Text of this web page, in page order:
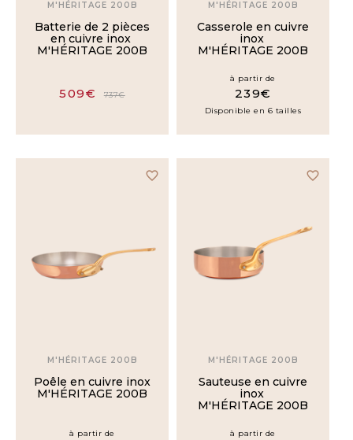
M'HÉRITAGE 200B
Batterie de 2 pièces
en cuivre inox
M'HÉRITAGE 200B
509€ 737€
M'HÉRITAGE 200B
Casserole en cuivre
inox
M'HÉRITAGE 200B
à partir de
239€
Disponible en 6 tailles
favorite_border
M'HÉRITAGE 200B
Poêle en cuivre inox
M'HÉRITAGE 200B
à partir de
favorite_border
M'HÉRITAGE 200B
Sauteuse en cuivre
inox
M'HÉRITAGE 200B
à partir de